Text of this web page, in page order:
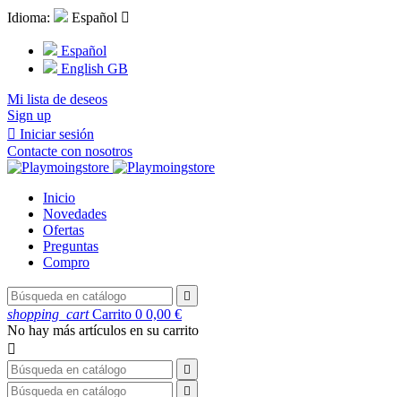
Idioma: Español 
Español
English GB
Mi lista de deseos
Sign up
 Iniciar sesión
Contacte con nosotros
Inicio
Novedades
Ofertas
Preguntas
Compro

shopping_cart Carrito 0 0,00 €
No hay más artículos en su carrito


